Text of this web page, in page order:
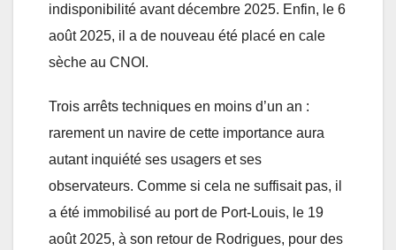
indisponibilité avant décembre 2025. Enfin, le 6
août 2025, il a de nouveau été placé en cale
sèche au CNOI.
Trois arrêts techniques en moins d’un an :
rarement un navire de cette importance aura
autant inquiété ses usagers et ses
observateurs. Comme si cela ne suffisait pas, il
a été immobilisé au port de Port-Louis, le 19
août 2025, à son retour de Rodrigues, pour des